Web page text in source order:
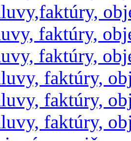
faktúry,
faktúry,
faktúry,
faktúry,
faktúry,